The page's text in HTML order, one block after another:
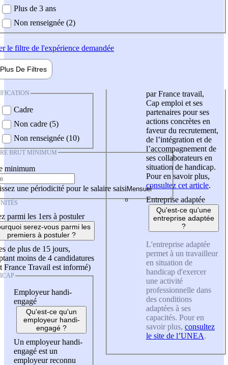
Plus de 3 ans
Non renseignée (2)
le filtre de l'expérience demandée
Plus De Filtres
Cadre
Non cadre (5)
Non renseignée (10)
BRUT MINIMUM
minimum
une périodicité pour le salaire saisi
parmi les 1ers à postuler
serez-vous parmi les
premiers à postuler ?
de plus de 15 jours,
moins de 4 candidatures
France Travail est informé)
Employeur handi-
engagé
Qu'est-ce qu'un
employeur handi-
engagé ?
Un employeur handi-
engagé est un
employeur reconnu
par France travail,
Cap emploi et ses
partenaires pour ses
actions concrètes en
faveur du recrutement,
de l’intégration et de
l’accompagnement de
ses collaborateurs en
situation de handicap.
Pour en savoir plus,
consultez cet article.
Entreprise adaptée
Qu'est-ce qu'une
entreprise adaptée
?
L'entreprise adaptée
permet à un travailleur
en situation de
handicap d'exercer
une activité
professionnelle dans
des conditions
adaptées à ses
capacités. Pour en
savoir plus, consultez
le site de l’UNEA.